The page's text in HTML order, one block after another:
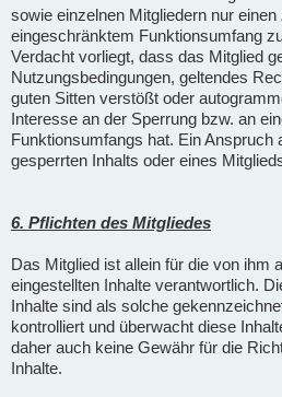
sowie einzelnen Mitgliedern nur einen
eingeschränktem Funktionsumfang
Verdacht vorliegt, dass das Mitglied
Nutzungsbedingungen, geltendes
guten Sitten verstößt oder
Interesse an der Sperrung bzw. an
Funktionsumfangs hat. Ein Anspruch
gesperrten Inhalts oder eines
6. Pflichten des Mitgliedes
Das Mitglied ist allein für die von ihm
eingestellten Inhalte verantwortlich.
Inhalte sind als solche
kontrolliert und überwacht diese
daher auch keine Gewähr für die
Inhalte.